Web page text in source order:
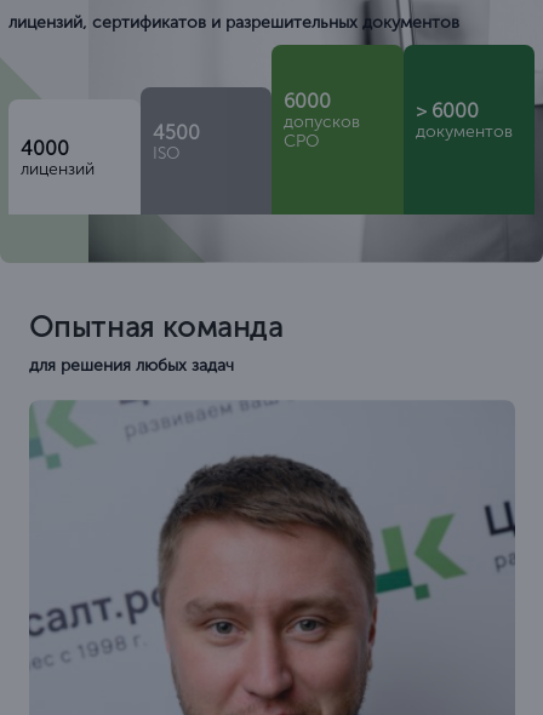
лицензий, сертификатов и разрешительных документов
4000
лицензий
4500
ISO
6000
допусков
СРО
> 6000
документов
Опытная команда
для решения любых задач